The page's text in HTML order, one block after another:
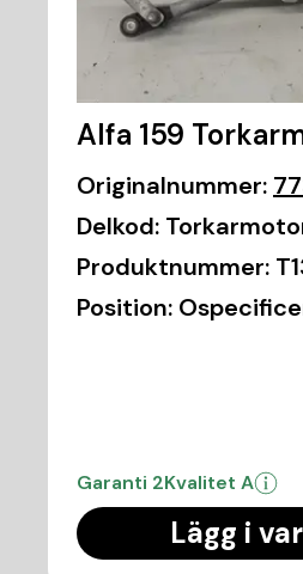
Alfa 159
Originalnummer:
Delkod:
Produktnummer:
Position:
Garanti 2Kvalitet A
Lägg i